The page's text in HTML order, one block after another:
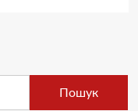
Пошук